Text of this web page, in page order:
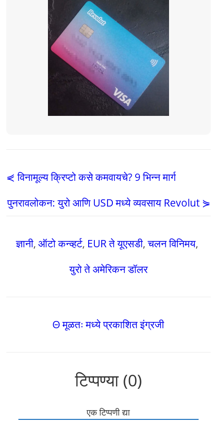
⋞ विनामूल्य क्रिप्टो कसे कमवायचे? 9 भिन्न मार्ग
पुनरावलोकन: युरो आणि USD मध्ये व्यवसाय Revolut ⋟
ज्ञानी,ऑटो कन्व्हर्ट, EUR ते यूएसडी,चलन विनिमय,
युरो ते अमेरिकन डॉलर
Θ मूळतः मध्ये प्रकाशित इंग्रजी
टिप्पण्या (0)
एक टिप्पणी द्या